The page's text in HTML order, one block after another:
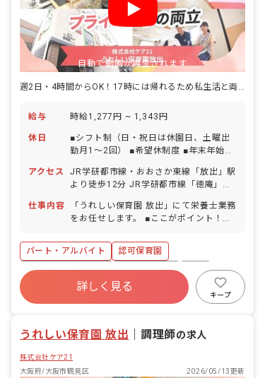
自動で動画が再生されます
週2日・4時間からOK！17時には帰れるため私生活と両立しやすい！
給与 時給1,277円 ~ 1,343円
休日
■シフト制（日・祝日は休園日、土曜出
勤月1～2回） ■希望休制度 ■年末年始休
位での取得可／5日以上の連休相談OK）
※入社半年後から10日支給 ■慶弔休暇 ■
産前産後・育児休暇（取得率100％（16
名）・復帰率81％（13名）） ■介護・看
アクセス
JR学研都市線・おおさか東線「放出」駅
より徒歩12分 JR学研都市線「徳庵」駅
に駐輪スペース完備）
仕事内容
「うれしい保育園 放出」にて栄養士業務
をお任せします。 ■ここがポイント！
クがある」等、ご心配はいりません！ス
タッフが丁寧にサポートします。 ▼▼具
体的にはこんなお仕事です▼▼ ＊食器洗
浄や、盛り付け補助、副菜の調理等の業
務 ＊食育の補助や準備 ＊発注作業のサ
パート・アルバイト
認可保育園
ボーナス・賞与あり
社会保険完備
有給
福利厚生充実
退職金制度
残業少なめ
詳しく見る
キープ
うれしい保育園 放出 ｜調理師の求人
株式会社ケア21
大阪府/大阪市鶴見区
2026/05/13更新